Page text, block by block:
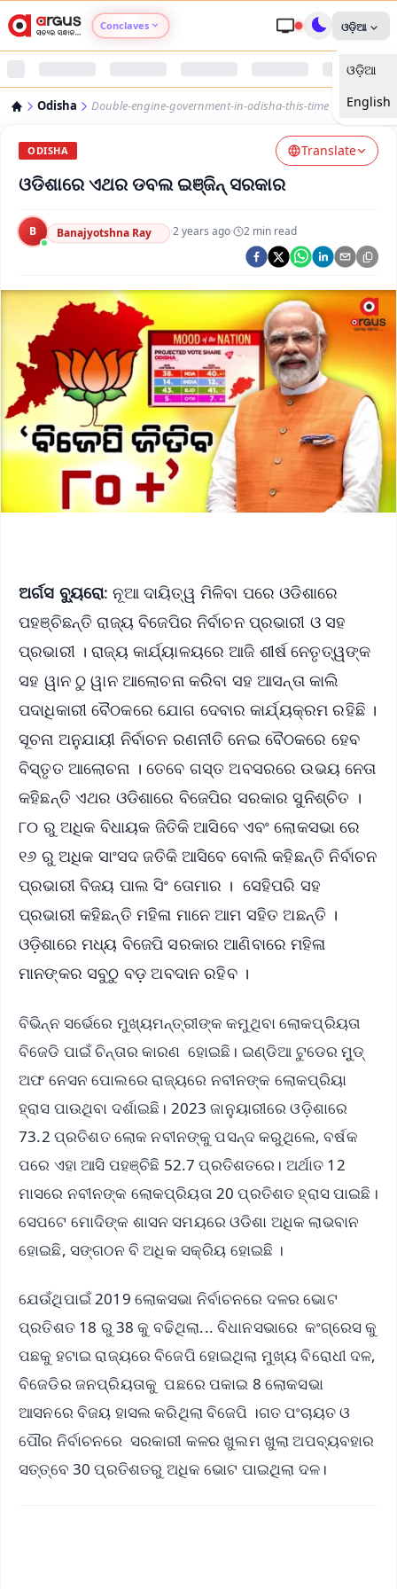
Conclaves
Argus Nari Shakti
Argus Swaad Odisha
Argus Chalo Dekhein Apna Desh
ଓଡ଼ିଆ
ଓଡ଼ିଆ
English
Odisha Double-engine-government-in-odisha-this-time
ODISHA Translate
ଓଡିଶାରେ ଏଥର ଡବଲ ଇଞ୍ଜିନ୍ ସରକାର
B Banajyotshna Ray ·2 years ago· 2 min read
ଅର୍ଗସ ବ୍ୟୁରୋ: ନୂଆ ଦାୟିତ୍ୱ ମିଳିବା ପରେ ଓଡିଶାରେ
ପହଞ୍ଚିଛନ୍ତି ରାଜ୍ୟ ବିଜେପିର ନିର୍ବାଚନ ପ୍ରଭାରୀ ଓ ସହ
ପ୍ରଭାରୀ । ରାଜ୍ୟ କାର୍ଯ୍ୟାଳୟରେ ଆଜି ଶୀର୍ଷ ନେତୃତ୍ୱଙ୍କ
ସହ ୱାନ ଠୁ ୱାନ ଆଲୋଚନା କରିବା ସହ ଆସନ୍ତା କାଲି
ପଦାଧିକାରୀ ବୈଠକରେ ଯୋଗ ଦେବାର କାର୍ଯ୍ୟକ୍ରମ ରହିଛି ।
ସୂଚନା ଅନୁଯାୟୀ ନିର୍ବାଚନ ରଣନୀତି ନେଇ ବୈଠକରେ ହେବ
ବିସ୍ତୃତ ଆଲୋଚନା । ତେବେ ଗସ୍ତ ଅବସରରେ ଉଭୟ ନେତା
କହିଛନ୍ତି ଏଥର ଓଡିଶାରେ ବିଜେପିର ସରକାର ସୁନିଶ୍ଚିତ ।
୮୦ ରୁ ଅଧିକ ବିଧାୟକ ଜିତିକି ଆସିବେ ଏବଂ ଲୋକସଭା ରେ
୧୬ ରୁ ଅଧିକ ସାଂସଦ ଜତିକି ଆସିବେ ବୋଲି କହିଛନ୍ତି ନିର୍ବାଚନ
ପ୍ରଭାରୀ ବିଜୟ ପାଲ ସିଂ ତୋମାର । ସେହିପରି ସହ
ପ୍ରଭାରୀ କହିଛନ୍ତି ମହିଳା ମାନେ ଆମ ସହିତ ଅଛନ୍ତି ।
ଓଡ଼ିଶାରେ ମଧ୍ୟ ବିଜେପି ସରକାର ଆଣିବାରେ ମହିଳା
ମାନଙ୍କର ସବୁଠୁ ବଡ଼ ଅବଦାନ ରହିବ ।
ବିଭିନ୍ନ ସର୍ଭେରେ ମୁଖ୍ୟମନ୍ତ୍ରୀଙ୍କ କମୁଥିବା ଲୋକପ୍ରିୟତା
ବିଜେଡି ପାଇଁ ଚିନ୍ତାର କାରଣ ହୋଇଛି। ଇଣ୍ଡିଆ ଟୁଡେର ମୁ଼ଡ୍
ଅଫ ନେସନ ପୋଲରେ ରାଜ୍ୟରେ ନବୀନଙ୍କ ଲୋକପ୍ରିୟା
ହ୍ରାସ ପାଉଥିବା ଦର୍ଶାଇଛି। 2023 ଜାନୁୟାରୀରେ ଓଡ଼ିଶାରେ
73.2 ପ୍ରତିଶତ ଲୋକ ନବୀନଙ୍କୁ ପସନ୍ଦ କରୁଥିଲେ, ବର୍ଷକ
ପରେ ଏହା ଆସି ପହଞ୍ଚିଛି 52.7 ପ୍ରତିଶତରେ। ଅର୍ଥାତ 12
ମାସରେ ନବୀନଙ୍କ ଲୋକପ୍ରିୟତା 20 ପ୍ରତିଶତ ହ୍ରାସ ପାଇଛି।
ସେପଟେ ମୋଦିଙ୍କ ଶାସନ ସମୟରେ ଓଡିଶା ଅଧିକ ଲାଭବାନ
ହୋଇଛି, ସଙ୍ଗଠନ ବି ଅଧିକ ସକ୍ରିୟ ହୋଇଛି ।
ଯେଉଁଥିପାଇଁ 2019 ଲୋକସଭା ନିର୍ବାଚନରେ ଦଳର ଭୋଟ
ପ୍ରତିଶତ 18 ରୁ 38 କୁ ବଢିଥିଲା... ବିଧାନସଭାରେ କଂଗ୍ରେସ କୁ
ପଛକୁ ହଟାଇ ରାଜ୍ୟରେ ବିଜେପି ହୋଇଥିଲା ମୁଖ୍ୟ ବିରୋଧୀ ଦଳ,
ବିଜେଡିର ଜନପ୍ରିୟତାକୁ ପଛରେ ପକାଇ 8 ଲୋକସଭା
ଆସନରେ ବିଜୟ ହାସଲ କରିଥିଲା ବିଜେପି ।ଗତ ପଂଚାୟତ ଓ
ପୌର ନିର୍ବାଚନରେ ସରକାରୀ କଳର ଖୁଲମ ଖୁଲା ଅପବ୍ୟବହାର
ସତ୍ତ୍ବେ 30 ପ୍ରତିଶତରୁ ଅଧିକ ଭୋଟ ପାଇଥିଲା ଦଳ।